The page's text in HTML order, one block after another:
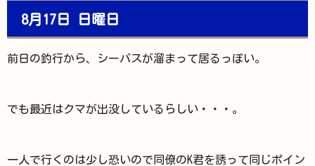
8月17日 日曜日
前日の釣行から、シーバスが溜まって居るっぽい。
でも最近はクマが出没しているらしい・・・。
一人で行くのは少し恐いので同僚のK君を誘って同じポイン